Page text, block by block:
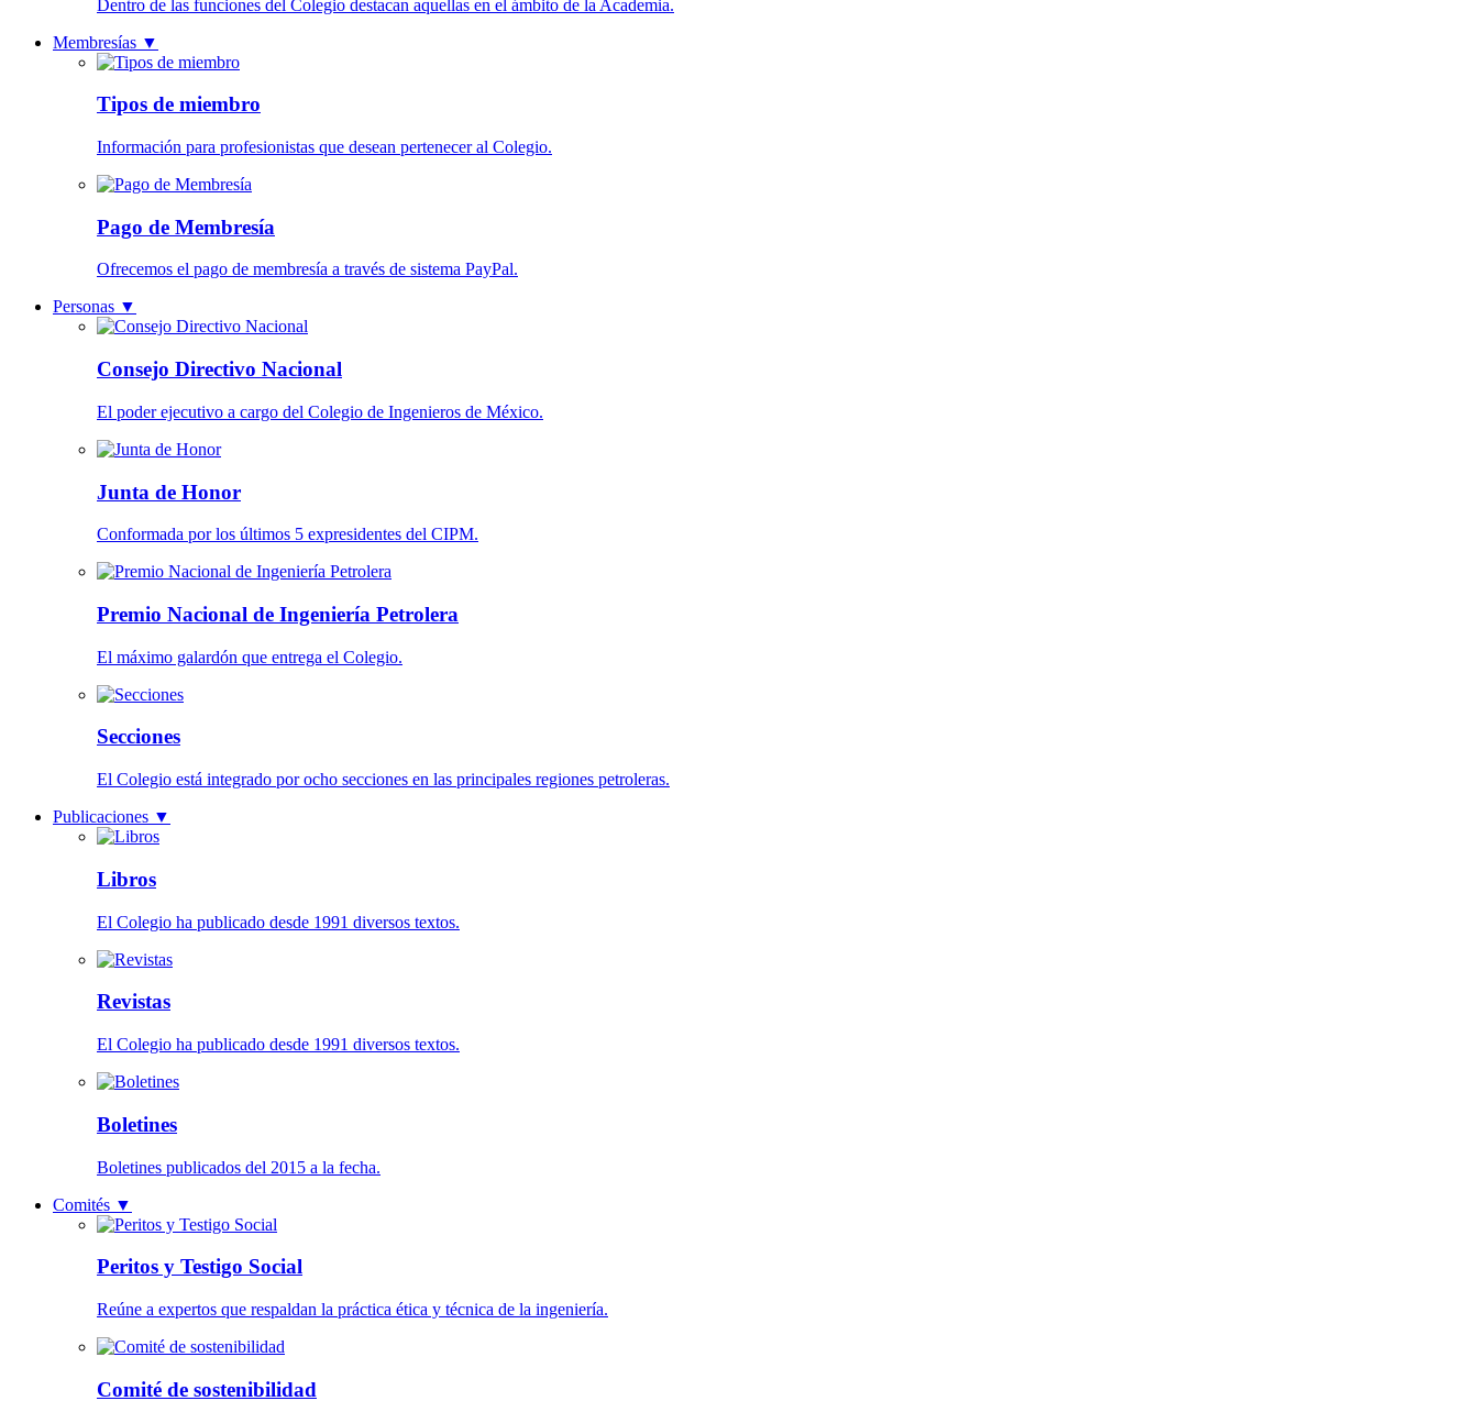
Dentro de las funciones del Colegio destacan aquellas en el ámbito de la Academia.
Membresías ▼
Tipos de miembro
Información para profesionistas que desean pertenecer al Colegio.
Pago de Membresía
Ofrecemos el pago de membresía a través de sistema PayPal.
Personas ▼
Consejo Directivo Nacional
El poder ejecutivo a cargo del Colegio de Ingenieros de México.
Junta de Honor
Conformada por los últimos 5 expresidentes del CIPM.
Premio Nacional de Ingeniería Petrolera
El máximo galardón que entrega el Colegio.
Secciones
El Colegio está integrado por ocho secciones en las principales regiones petroleras.
Publicaciones ▼
Libros
El Colegio ha publicado desde 1991 diversos textos.
Revistas
El Colegio ha publicado desde 1991 diversos textos.
Boletines
Boletines publicados del 2015 a la fecha.
Comités ▼
Peritos y Testigo Social
Reúne a expertos que respaldan la práctica ética y técnica de la ingeniería.
Comité de sostenibilidad